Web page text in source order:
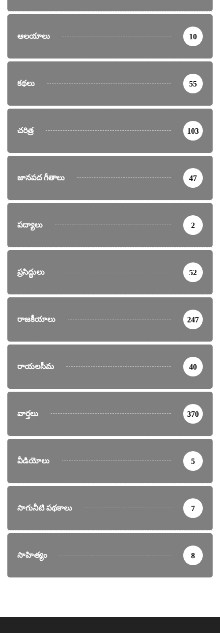
ఆలయాలు 10
కథలు 55
చరిత్ర 103
జానపద గీతాలు 47
పద్యాలు 2
ప్రసిద్ధులు 52
రాజకీయాలు 247
రాయలసీమ 40
వార్తలు 370
వీడియోలు 5
సాగునీటి పథకాలు 7
సాహిత్యం 8